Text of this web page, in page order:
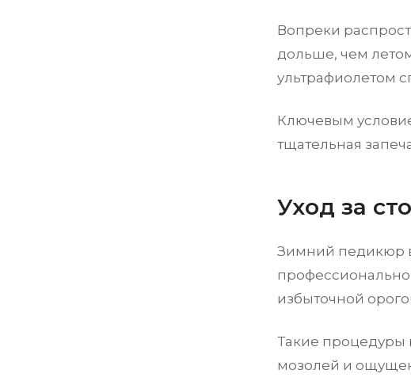
Вопреки
дольше, чем
ультрафиолетом
Ключевым
тщательная
Уход за
Зимний педикюр
избыточной
Такие процедуры
мозолей и